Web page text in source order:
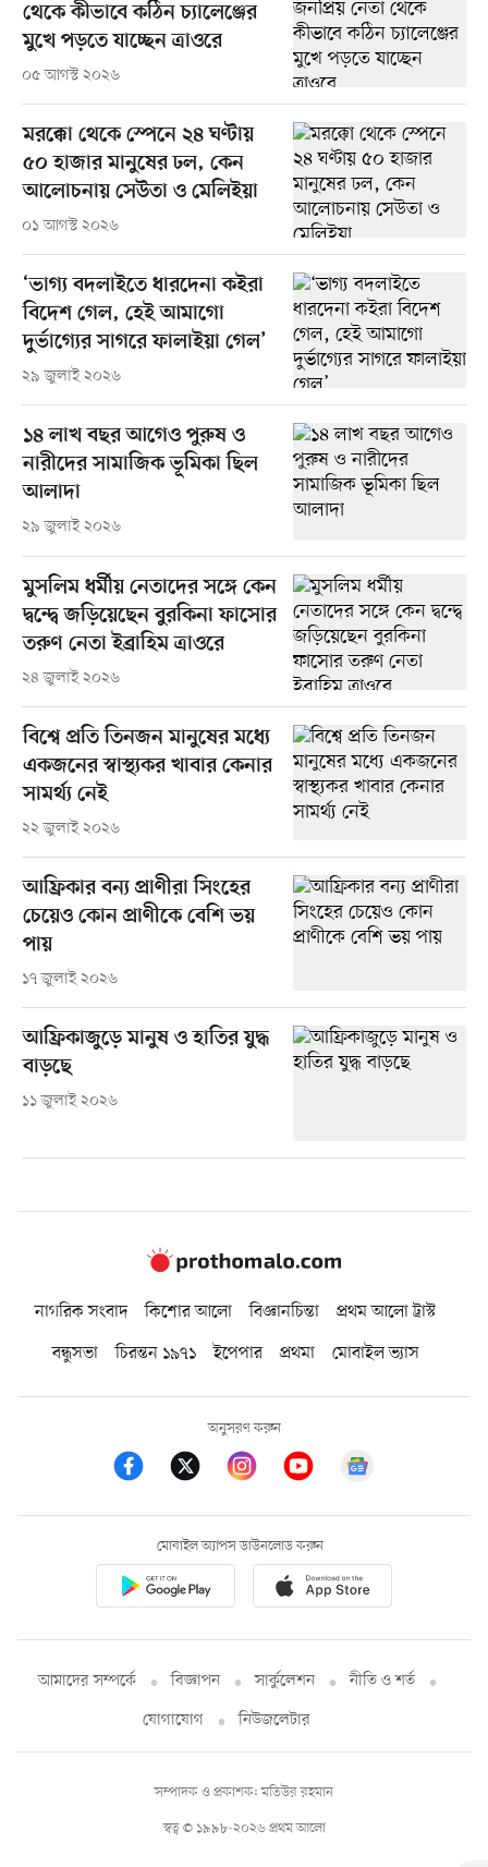
থেকে কীভাবে কঠিন চ্যালেঞ্জের
মুখে পড়তে যাচ্ছেন ত্রাওরে
০৫ আগস্ট ২০২৬
মরক্কো থেকে স্পেনে ২৪ ঘণ্টায়
৫০ হাজার মানুষের ঢল, কেন
আলোচনায় সেউতা ও মেলিইয়া
০১ আগস্ট ২০২৬
‘ভাগ্য বদলাইতে ধারদেনা কইরা
বিদেশ গেল, হেই আমাগো
দুর্ভাগ্যের সাগরে ফালাইয়া গেল’
২৯ জুলাই ২০২৬
১৪ লাখ বছর আগেও পুরুষ ও
নারীদের সামাজিক ভূমিকা ছিল
আলাদা
২৯ জুলাই ২০২৬
মুসলিম ধর্মীয় নেতাদের সঙ্গে কেন
দ্বন্দ্বে জড়িয়েছেন বুরকিনা ফাসোর
তরুণ নেতা ইব্রাহিম ত্রাওরে
২৪ জুলাই ২০২৬
বিশ্বে প্রতি তিনজন মানুষের মধ্যে
একজনের স্বাস্থ্যকর খাবার কেনার
সামর্থ্য নেই
২২ জুলাই ২০২৬
আফ্রিকার বন্য প্রাণীরা সিংহের
চেয়েও কোন প্রাণীকে বেশি ভয়
পায়
১৭ জুলাই ২০২৬
আফ্রিকাজুড়ে মানুষ ও হাতির যুদ্ধ
বাড়ছে
১১ জুলাই ২০২৬
নাগরিক সংবাদ কিশোর আলো বিজ্ঞানচিন্তা
প্রথম আলো ট্রাস্ট
বন্ধুসভা
চিরন্তন ১৯৭১ ইপেপার প্রথমা মোবাইল ভ্যাস
অনুসরণ করুন
মোবাইল অ্যাপস ডাউনলোড করুন
আমাদের সম্পর্কে বিজ্ঞাপন সার্কুলেশন
নীতি ও শর্ত
যোগাযোগ
নিউজলেটার
স্বত্ব © ১৯৯৮-২০২৬ প্রথম আলো
সম্পাদক ও প্রকাশক: মতিউর রহমান